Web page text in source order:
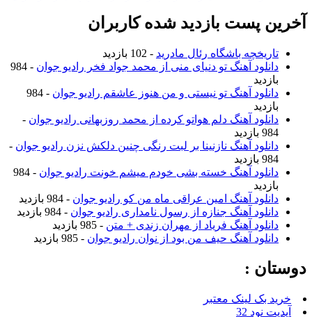
آخرین پست بازدید شده کاربران
تاریخچه باشگاه رئال مادرید - 102 بازدید
دانلود آهنگ تو دنیای منی از محمد جواد فخر رادیو جوان
- 984
بازدید
دانلود آهنگ تو نیستی و من هنوز عاشقم رادیو جوان
- 984
بازدید
دانلود آهنگ دلم هواتو کرده از محمد روزبهانی رادیو جوان -
984 بازدید
دانلود آهنگ نازنینا بر لبت رنگی چنین دلکش نزن رادیو جوان -
984 بازدید
دانلود آهنگ خسته بشی خودم میشم خونت رادیو جوان
- 984
بازدید
دانلود آهنگ امین عراقی ماه من کو رادیو جوان - 984 بازدید
دانلود آهنگ جنازه از رسول نامداری رادیو جوان - 984 بازدید
دانلود آهنگ فریاد از مهران زندی + متن - 985 بازدید
دانلود آهنگ حیف من بود از نوان رادیو جوان - 985 بازدید
دوستان :
خرید بک لینک معتبر
آپدیت نود 32